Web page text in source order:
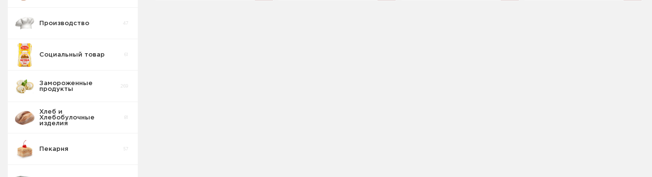
Производство 47
Социальный товар 61
Замороженные
продукты
269
Хлеб и
Хлебобулочные
изделия
81
Пекарня 57